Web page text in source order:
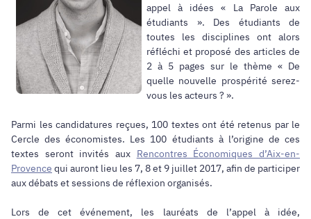
appel à idées « La Parole aux
étudiants ». Des étudiants de
toutes les disciplines ont alors
réfléchi et proposé des articles de
2 à 5 pages sur le thème « De
quelle nouvelle prospérité serez-
vous les acteurs ? ».
Parmi les candidatures reçues, 100 textes ont été retenus par le
Cercle des économistes. Les 100 étudiants à l’origine de ces
textes seront invités aux Rencontres Économiques d’Aix-en-
Provence qui auront lieu les 7, 8 et 9 juillet 2017, afin de participer
aux débats et sessions de réflexion organisés.
Lors de cet événement, les lauréats de l’appel à idée,